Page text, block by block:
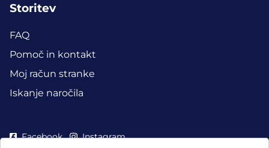
Storitev
FAQ
Pomoč in kontakt
Moj račun stranke
Iskanje naročila
Facebook Instagram